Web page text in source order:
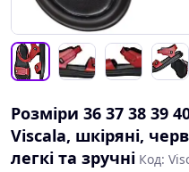
Розміри 36 37 38 39
Viscala, шкіряні,
легкі та зручні Код: